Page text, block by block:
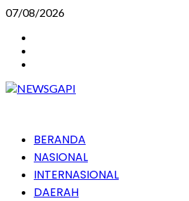
Skip
content
07/08/2026
PrimaryBERANDA
NASIONAL
INTERNASIONAL
DAERAH